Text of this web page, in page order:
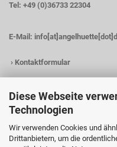
Diese Webseite
Technologien
Wir verwenden Cookies und
Drittanbietern, um die
Tel: +49 (0)36733 22304
E-Mail:
› Kontaktformular
KONTAKTDATEN
Angelhütte
Inh.: Christina Heß